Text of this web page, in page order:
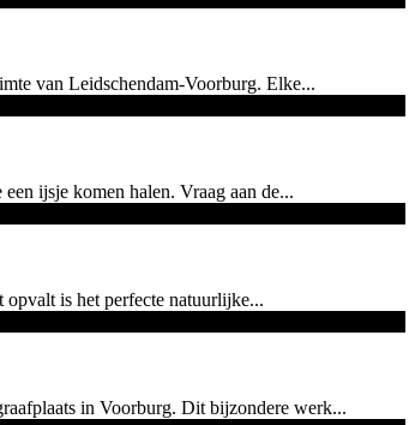
van Leidschendam-Voorburg. Elke...
ijsje komen halen. Vraag aan de...
is het perfecte natuurlijke...
in Voorburg. Dit bijzondere werk...